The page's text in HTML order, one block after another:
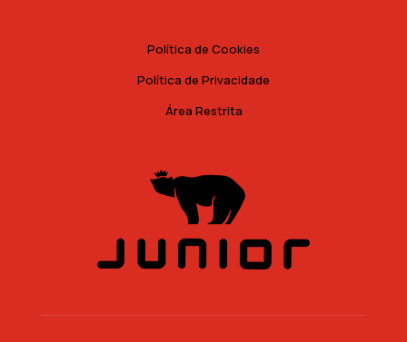
Política de Cookies
Política de Privacidade
Área Restrita